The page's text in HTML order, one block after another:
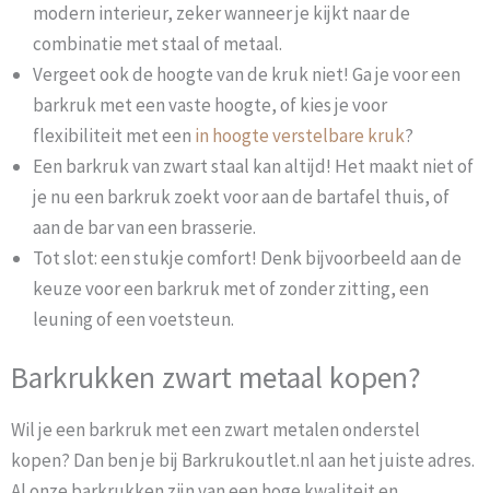
modern interieur, zeker wanneer je kijkt naar de
combinatie met staal of metaal.
Vergeet ook de hoogte van de kruk niet! Ga je voor een
barkruk met een vaste hoogte, of kies je voor
flexibiliteit met een in hoogte verstelbare kruk?
Een barkruk van zwart staal kan altijd! Het maakt niet of
je nu een barkruk zoekt voor aan de bartafel thuis, of
aan de bar van een brasserie.
Tot slot: een stukje comfort! Denk bijvoorbeeld aan de
keuze voor een barkruk met of zonder zitting, een
leuning of een voetsteun.
Barkrukken zwart metaal kopen?
Wil je een barkruk met een zwart metalen onderstel
kopen? Dan ben je bij Barkrukoutlet.nl aan het juiste adres.